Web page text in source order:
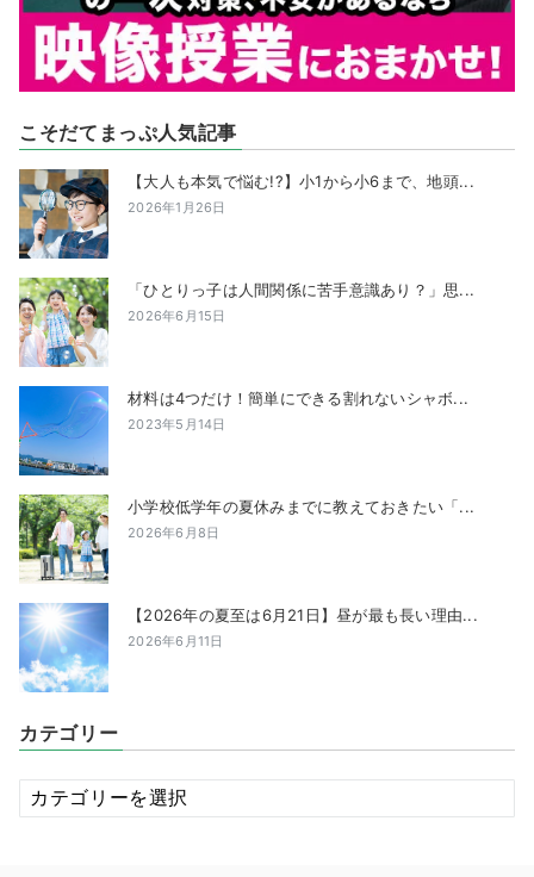
こそだてまっぷ人気記事
【大人も本気で悩む!?】小1から小6まで、地頭...
2026年1月26日
「ひとりっ子は人間関係に苦手意識あり？」思...
2026年6月15日
材料は4つだけ！簡単にできる割れないシャボ...
2023年5月14日
小学校低学年の夏休みまでに教えておきたい「...
2026年6月8日
【2026年の夏至は6月21日】昼が最も長い理由...
2026年6月11日
カテゴリー
カ
テ